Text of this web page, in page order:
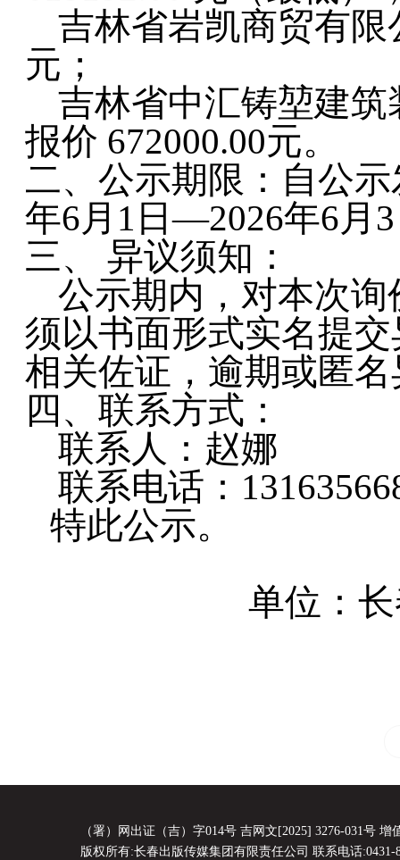
吉林省岩凯商贸有
元；
吉林省中汇铸堃建
报价 672000.00元。
二、 公示期限：自公
年6月1日—2026年6月
三、
异议须知：
公示期内，对本次
须以书面形式实名提
相关佐证，逾期或匿
四、 联系方式：
联系人：赵娜
联系电话：
特此公示。
单位：
（署）网出证（吉）字014号 吉网文[2025] 3276-031号
版权所有:长春出版传媒集团有限责任公司 联系电话:0431-